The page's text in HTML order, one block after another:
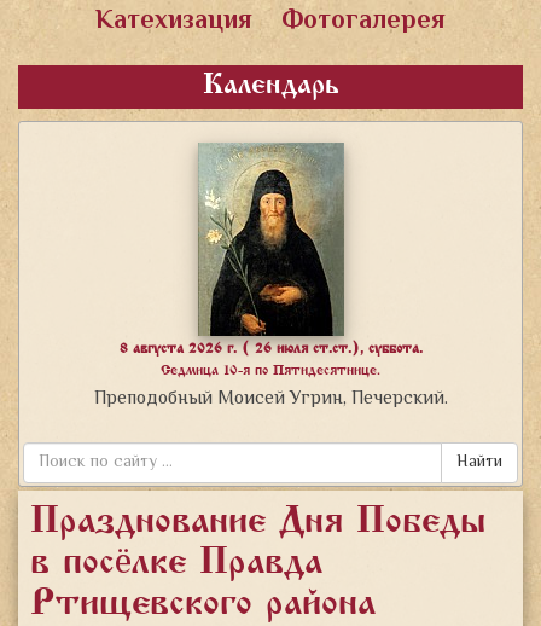
Катехизация
Фотогалерея
Календарь
8 августа 2026 г. ( 26 июля ст.ст.), суббота.
Седмица 10-я по Пятидесятнице.
Преподобный Моисей Угрин, Печерский.
Найти
Празднование Дня Победы
в посёлке Правда
Ртищевского района